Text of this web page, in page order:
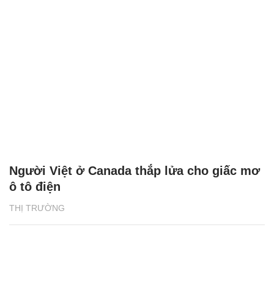
THỊ TRƯỜNG
Người Việt ở Canada thắp lửa cho giấc mơ
ô tô điện